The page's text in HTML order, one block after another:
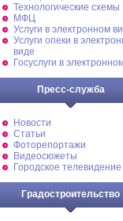
Технологические схемы
МФЦ
Услуги в электронном
Услуги опеки в
виде
Госуслуги в
Пресс-служба
Новости
Статьи
Фоторепортажи
Видеосюжеты
Городское телевидение
Градостроительство